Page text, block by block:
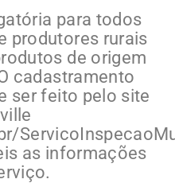
para todos
produtores rurais
de origem
cadastramento
ser feito pelo site
as informações